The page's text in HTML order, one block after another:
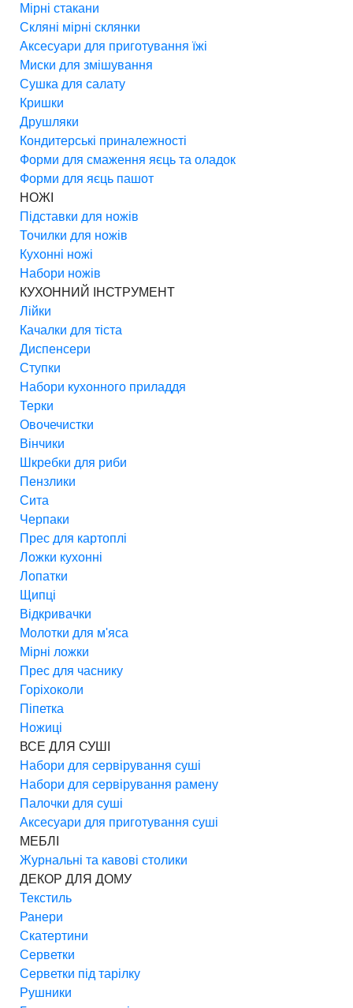
Мірні стакани
Скляні мірні склянки
Аксесуари для приготування їжі
Миски для змішування
Сушка для салату
Кришки
Друшляки
Кондитерські приналежності
Форми для смаження яєць та оладок
Форми для яєць пашот
НОЖІ
Підставки для ножів
Точилки для ножів
Кухонні ножі
Набори ножів
КУХОННИЙ ІНСТРУМЕНТ
Лійки
Качалки для тіста
Диспенсери
Ступки
Набори кухонного приладдя
Терки
Овочечистки
Вінчики
Шкребки для риби
Пензлики
Сита
Черпаки
Прес для картоплі
Ложки кухонні
Лопатки
Щипці
Відкривачки
Молотки для м'яса
Мірні ложки
Прес для часнику
Горіхоколи
Піпетка
Ножиці
ВСЕ ДЛЯ СУШІ
Набори для сервірування суші
Набори для сервірування рамену
Палочки для суші
Аксесуари для приготування суші
МЕБЛІ
Журнальні та кавові столики
ДЕКОР ДЛЯ ДОМУ
Текстиль
Ранери
Скатертини
Серветки
Серветки під тарілку
Рушники